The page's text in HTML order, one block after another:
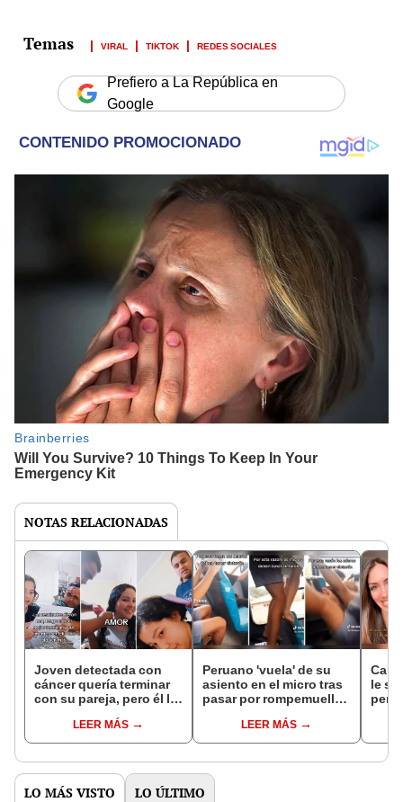
VIRAL TIKTOK REDES SOCIALES
Prefiero a La República en
Google
NOTAS RELACIONADAS
Joven detectada con
cáncer quería terminar
con su pareja, pero él la
quedarte"LEER MÁS
Peruano 'vuela' de su
asiento en el micro tras
pasar por rompemuelle:
Windows”LEER MÁS
le
LO MÁS VISTO LO ÚLTIMO